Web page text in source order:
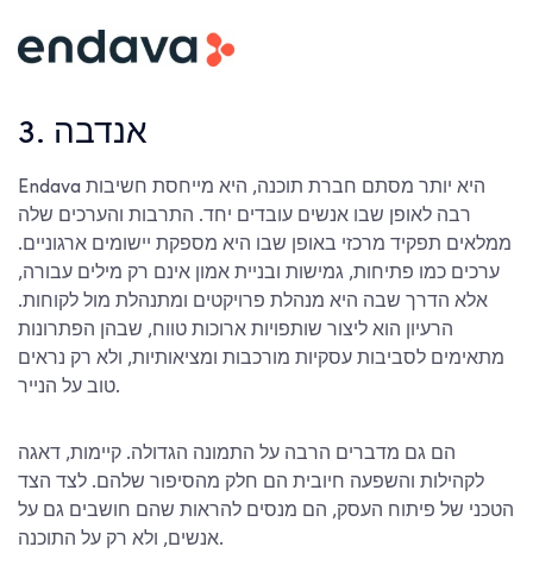
3. אנדבה
Endava היא יותר מסתם חברת תוכנה, היא מייחסת חשיבות
רבה לאופן שבו אנשים עובדים יחד. התרבות והערכים שלה
ממלאים תפקיד מרכזי באופן שבו היא מספקת יישומים ארגוניים.
ערכים כמו פתיחות, גמישות ובניית אמון אינם רק מילים עבורה,
אלא הדרך שבה היא מנהלת פרויקטים ומתנהלת מול לקוחות.
הרעיון הוא ליצור שותפויות ארוכות טווח, שבהן הפתרונות
מתאימים לסביבות עסקיות מורכבות ומציאותיות, ולא רק נראים
טוב על הנייר.
הם גם מדברים הרבה על התמונה הגדולה. קיימות, דאגה
לקהילות והשפעה חיובית הם חלק מהסיפור שלהם. לצד הצד
הטכני של פיתוח העסק, הם מנסים להראות שהם חושבים גם על
אנשים, ולא רק על התוכנה.